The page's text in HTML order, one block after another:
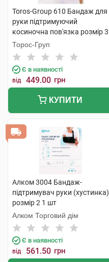
Toros-Group 610 Бандаж для
руки підтримуючий
косиночна пов'язка розмір 3
чорний 1 шт
Торос-Груп
Є в наявності
від 449.00 грн
КУПИТИ
Алком 3004 Бандаж-
підтримувач руки (хустинка)
розмір 2 1 шт
Алком Торговий дім
Є в наявності
від 561.50 грн